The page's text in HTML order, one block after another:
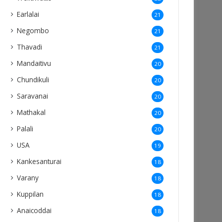
Earlalai 21
Negombo 21
Thavadi 21
Mandaitivu 20
Chundikuli 20
Saravanai 20
Mathakal 20
Palali 20
USA 19
Kankesanturai 18
Varany 18
Kuppilan 18
Anaicoddai 18